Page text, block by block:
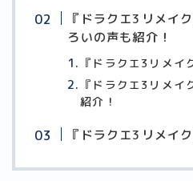
『ドラクエ3リメイ
ろいの声も紹介！
『ドラクエ3リメイ
『ドラクエ3リメイ
紹介！
『ドラクエ3リメイ